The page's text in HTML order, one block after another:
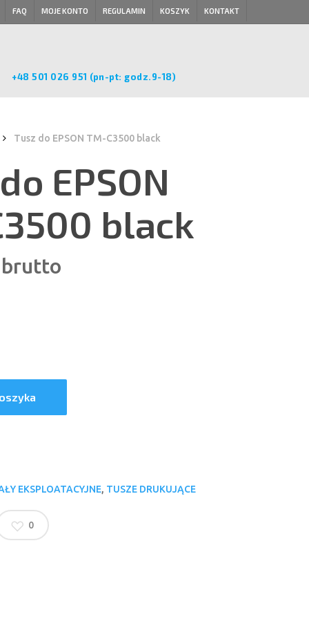
FAQ MOJE KONTO REGULAMIN KOSZYK KONTAKT
+48 501 026 951 (pn-pt: godz.9-18)
Tusz do EPSON TM-C3500 black
EPSON
black
brutto
EKSPLOATACYJNE, TUSZE DRUKUJĄCE
0